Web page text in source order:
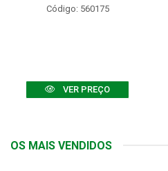
Código: 560175
VER PREÇO
OS MAIS VENDIDOS